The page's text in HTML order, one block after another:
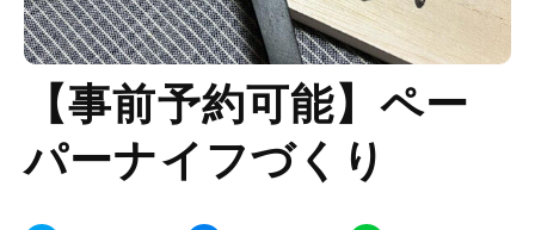
お知らせ
見る
遊ぶ
食べる
備北花ピクニック
備北夏まつり
備北コスモスピクニッ
ク
【事前予約可能】ペー
パーナイフづくり